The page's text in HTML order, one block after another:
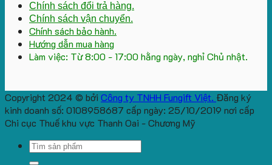
Chính sách đổi trả hàng.
Chính sách vận chuyển.
Chính sách bảo hành.
Hướng dẫn mua hàng
Làm việc: Từ 8:00 - 17:00 hằng ngày, nghỉ Chủ nhật.
Copyright 2024 © bởi Công ty TNHH Fungift Việt. Đăng ký
kinh doanh số: 0108958687 cấp ngày: 25/10/2019 nơi cấp
Chi cục Thuế khu vực Thanh Oai - Chương Mỹ
Search